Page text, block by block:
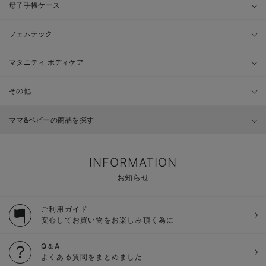
母子手帳ケース
フェムテック
マタニティ ボディケア
その他
ママ&ベビーの商品を探す
INFORMATION
お知らせ
ご利用ガイド
安心してお買い物をお楽しみ頂く為に
Q＆A
よくある質問をまとめました